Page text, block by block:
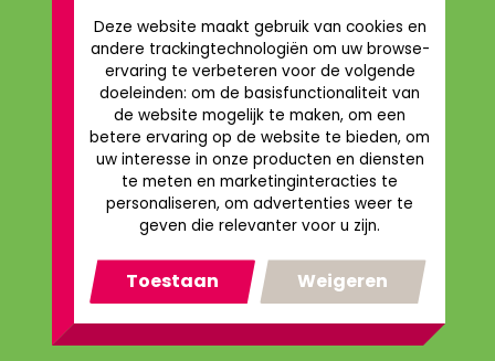
Deze website maakt gebruik van cookies en
andere trackingtechnologiën om uw browse-
ervaring te verbeteren voor de volgende
doeleinden:om de basisfunctionaliteit van
de website mogelijk te maken,om een
betere ervaring op de website te bieden,om
uw interesse in onze producten en diensten
te meten en marketinginteracties te
personaliseren,om advertenties weer te
geven die relevanter voor u zijn.